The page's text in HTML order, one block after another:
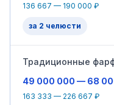
136 667 — 190 000 ₽
за 2 челюсти
Традиционные
49 000 000 — 68
163 333 — 226 667 ₽